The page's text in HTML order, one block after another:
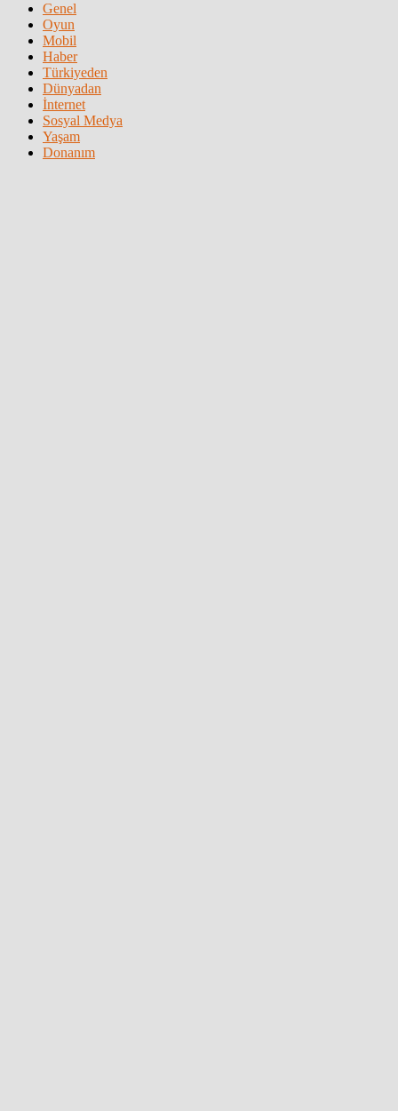
Genel
Oyun
Mobil
Haber
Türkiyeden
Dünyadan
İnternet
Sosyal Medya
Yaşam
Donanım